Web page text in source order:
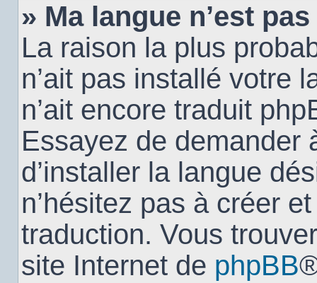
» Ma langue n’est
La raison la plus
n’ait pas installé votre
n’ait encore traduit
Essayez de demander
d’installer la langue
n’hésitez pas à créer
traduction. Vous
site Internet de phpBB